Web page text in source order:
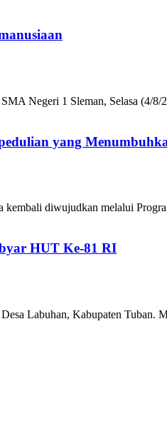
Negeri 1 Sleman, Selasa (4/
yang
kembali diwujudkan melalui
HUT Ke-81 RI
Labuhan, Kabupaten Tuban.